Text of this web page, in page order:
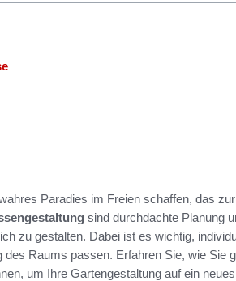
Paradies im Freien schaffen, das
sind durchdachte Planung
zu gestalten. Dabei ist es wichtig,
Raums passen. Erfahren Sie, wie Sie
um Ihre Gartengestaltung auf ein